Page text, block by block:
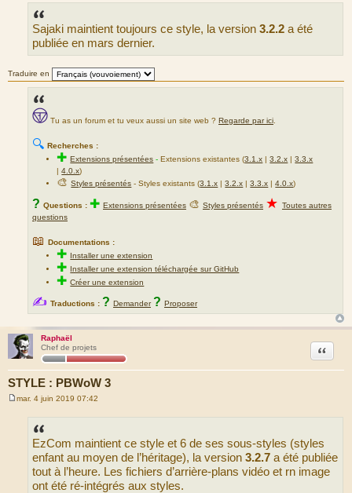
Sajaki maintient toujours ce style, la version 3.2.2 a été
publiée en mars dernier.
Traduire en
Tu as un forum et tu veux aussi un site web ? Regarde par ici.
🔍 Recherches :
✚Extensions présentées - Extensions existantes (3.1.x |3.2.x |3.3.x
|4.0.x)
🎨Styles présentés - Styles existants (3.1.x |3.2.x |3.3.x |4.0.x)
? Questions : ✚ Extensions présentées 🎨 Styles présentés ★ Toutes autres
questions
📖 Documentations :
✚ Installer une extension
✚ Installer une extension téléchargée sur GitHub
✚Créer une extension
✍ Traductions : ? Demander ? Proposer
Raphaël
Chef de projets
STYLE : PBWoW 3
Citation
mar. 4 juin 2019 07:42
EzCom maintient ce style et 6 de ses sous-styles (styles
enfant au moyen de l’héritage), la version 3.2.7 a été publiée
tout à l’heure. Les fichiers d’arrière-plans vidéo et rn image
ont été ré-intégrés aux styles.